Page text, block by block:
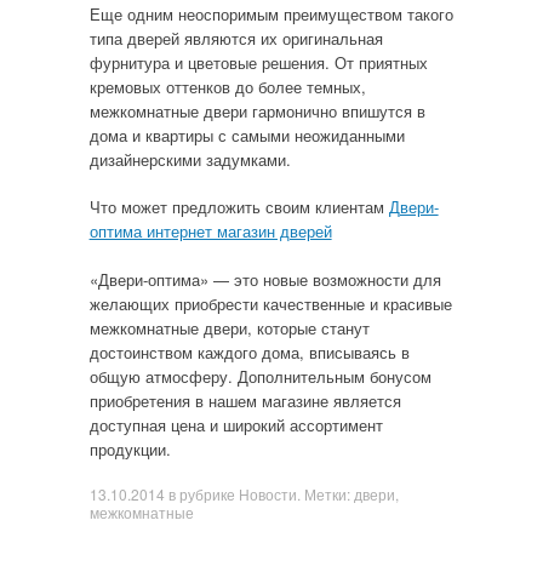
Еще одним неоспоримым преимуществом такого
типа дверей являются их оригинальная
фурнитура и цветовые решения. От приятных
кремовых оттенков до более темных,
межкомнатные двери гармонично впишутся в
дома и квартиры с самыми неожиданными
дизайнерскими задумками.
Что может предложить своим клиентам Двери-
оптима интернет магазин дверей
«Двери-оптима» — это новые возможности для
желающих приобрести качественные и красивые
межкомнатные двери, которые станут
достоинством каждого дома, вписываясь в
общую атмосферу. Дополнительным бонусом
приобретения в нашем магазине является
доступная цена и широкий ассортимент
продукции.
13.10.2014 в рубрике Новости . Метки: двери
межкомнатные